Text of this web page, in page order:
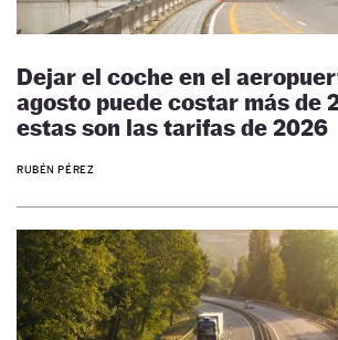
Dejar el coche en el
agosto puede costar más de
estas son las tarifas de 2026
RUBÉN PÉREZ